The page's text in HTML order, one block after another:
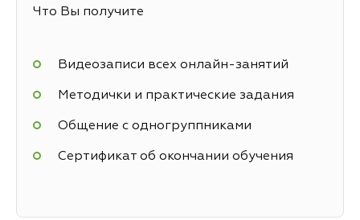
Что Вы получите
Видеозаписи всех онлайн-занятий
Методички и практические задания
Общение с одногруппниками
Сертификат об окончании обучения